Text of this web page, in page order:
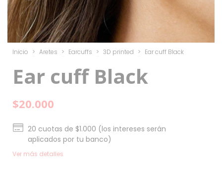
Inicio > Aretes > Earcuffs > 3D printed > Ear cuff Black
Ear cuff Black
$20.000
20 cuotas de $1.000 (los intereses serán
aplicados por tu banco)
Ver más detalles